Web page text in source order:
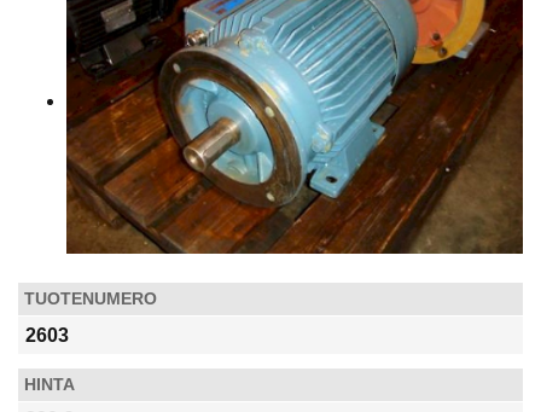
TUOTENUMERO
2603
HINTA